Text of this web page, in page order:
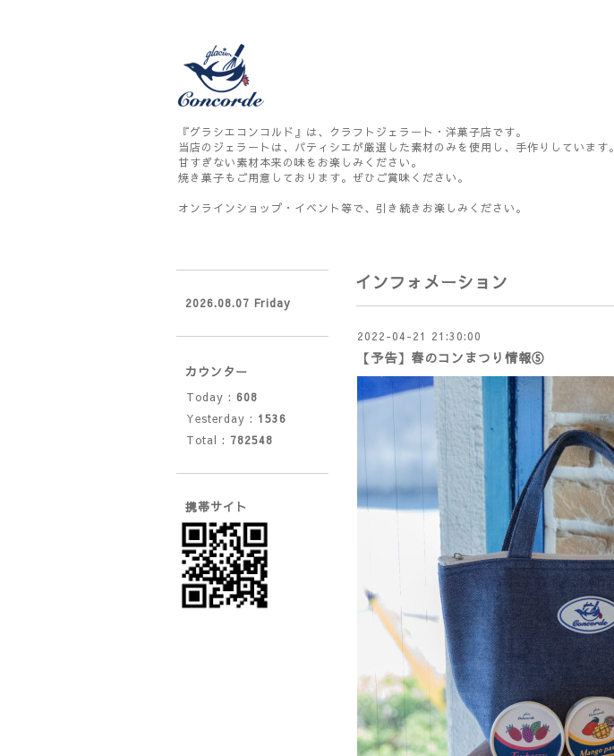
『グラシエコンコルド』は、クラフトジェラート・洋菓子店です。
当店のジェラートは、パティシエが厳選した素材のみを使用し、手作りしています。
甘すぎない素材本来の味をお楽しみください。
焼き菓子もご用意しております。ぜひご賞味ください。
オンラインショップ・イベント等で、引き続きお楽しみください。
インフォメーション
2022-04-21 21:30:00
【予告】春のコンまつり情報⑤
2026.08.07 Friday
カウンター
Today : 608
Yesterday : 1536
Total : 782548
携帯サイト